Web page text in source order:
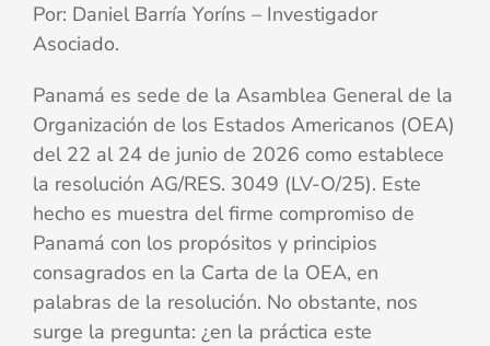
Por: Daniel Barría Yoríns – Investigador
Asociado.
Panamá es sede de la Asamblea General de la
Organización de los Estados Americanos (OEA)
del 22 al 24 de junio de 2026 como establece
la resolución AG/RES. 3049 (LV-O/25). Este
hecho es muestra del firme compromiso de
Panamá con los propósitos y principios
consagrados en la Carta de la OEA, en
palabras de la resolución. No obstante, nos
surge la pregunta: ¿en la práctica este